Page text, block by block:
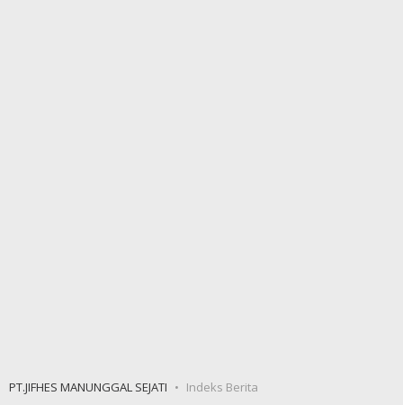
PT.JIFHES MANUNGGAL SEJATI Indeks Berita